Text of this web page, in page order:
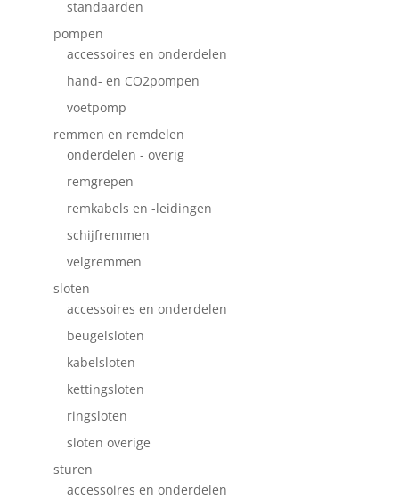
standaarden
pompen
accessoires en onderdelen
hand- en CO2pompen
voetpomp
remmen en remdelen
onderdelen - overig
remgrepen
remkabels en -leidingen
schijfremmen
velgremmen
sloten
accessoires en onderdelen
beugelsloten
kabelsloten
kettingsloten
ringsloten
sloten overige
sturen
accessoires en onderdelen